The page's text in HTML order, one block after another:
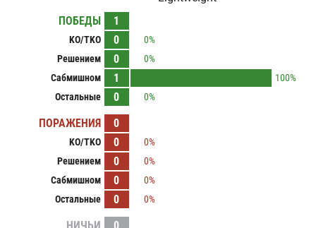
ПОБЕДЫ
1
KO/TKO 0
0%
Решением
0
0%
Сабмишном
1
100%
Остальные
0 0%
ПОРАЖЕНИЯ 0
KO/TKO 0
0%
Решением
0
0%
Сабмишном
0
0%
Остальные
0 0%